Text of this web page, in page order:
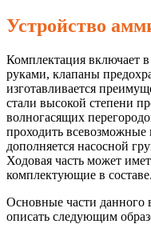
Устройство
Комплектация включает
руками, клапаны
изготавливается
стали высокой степени
волногасящих
проходить
дополняется насосной
Ходовая часть может
комплектующие в составе.
Основные части данного
описать следующим